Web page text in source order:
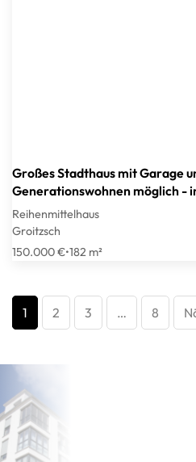
Großes Stadthaus mit Garage
Generationswohnen möglich -
Reihenmittelhaus
Groitzsch
150.000 €•182 m²
1 2 3 … 8